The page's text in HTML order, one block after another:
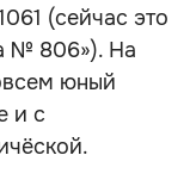
(сейчас это
№ 806»). На
юный
и с